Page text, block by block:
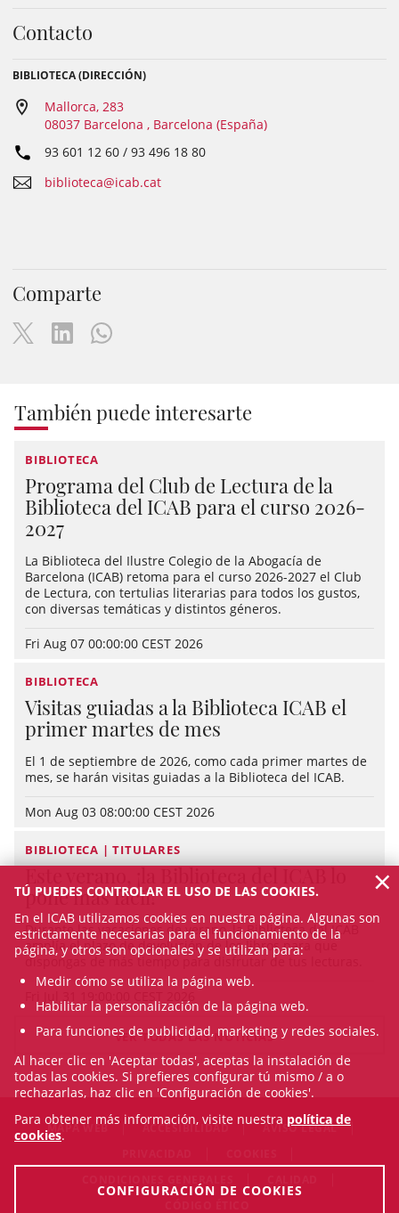
Contacto
BIBLIOTECA (DIRECCIÓN)
Mallorca, 283
08037 Barcelona , Barcelona (España)
93 601 12 60 / 93 496 18 80
biblioteca@icab.cat
Comparte
También puede interesarte
BIBLIOTECA
Programa del Club de Lectura de la
Biblioteca del ICAB para el curso 2026-
2027
La Biblioteca del Ilustre Colegio de la Abogacía de
Barcelona (ICAB) retoma para el curso 2026-2027 el Club
de Lectura, con tertulias literarias para todos los gustos,
con diversas temáticas y distintos géneros.
Fri Aug 07 00:00:00 CEST 2026
BIBLIOTECA
Visitas guiadas a la Biblioteca ICAB el
primer martes de mes
El 1 de septiembre de 2026, como cada primer martes de
mes, se harán visitas guiadas a la Biblioteca del ICAB.
Mon Aug 03 08:00:00 CEST 2026
BIBLIOTECA | TITULARES
pone más fácil!
Durante las vacaciones de verano, la Biblioteca del ICAB
amplía el plazo de devolución de los libros para que
dispongas de más tiempo para disfrutar de tus lecturas.
VER TODAS LAS NOTICIAS
MAPA WEB ACCESIBILIDAD
AVISO LEGAL
TÚ PUEDES CONTROLAR EL USO DE LAS COOKIES.
En el ICAB utilizamos cookies en nuestra página. Algunas son
estrictamente necesarias para el funcionamiento de la
página, y otros son opcionales y se utilizan para:
Medir cómo se utiliza la página web.
Habilitar la personalización de la página web.
Para funciones de publicidad, marketing y redes sociales.
Al hacer clic en 'Aceptar todas', aceptas la instalación de
todas las cookies. Si prefieres configurar tú mismo / a o
rechazarlas, haz clic en 'Configuración de cookies'.
Para obtener más información, visite nuestra política de
cookies.
CONFIGURACIÓN DE COOKIES
×